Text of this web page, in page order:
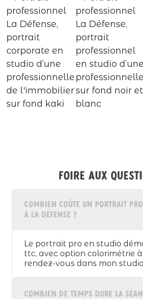
Foire aux
Combien coûte un portrait
à La Défense ?
Le portrait pro en studio
ttc, avec option colorimétrie à
rendez-vous dans mon
Combien de temps dure la